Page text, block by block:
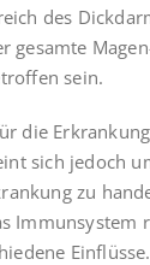
des
gesamte
sein.
die
sich jedoch
zu
Immunsystem